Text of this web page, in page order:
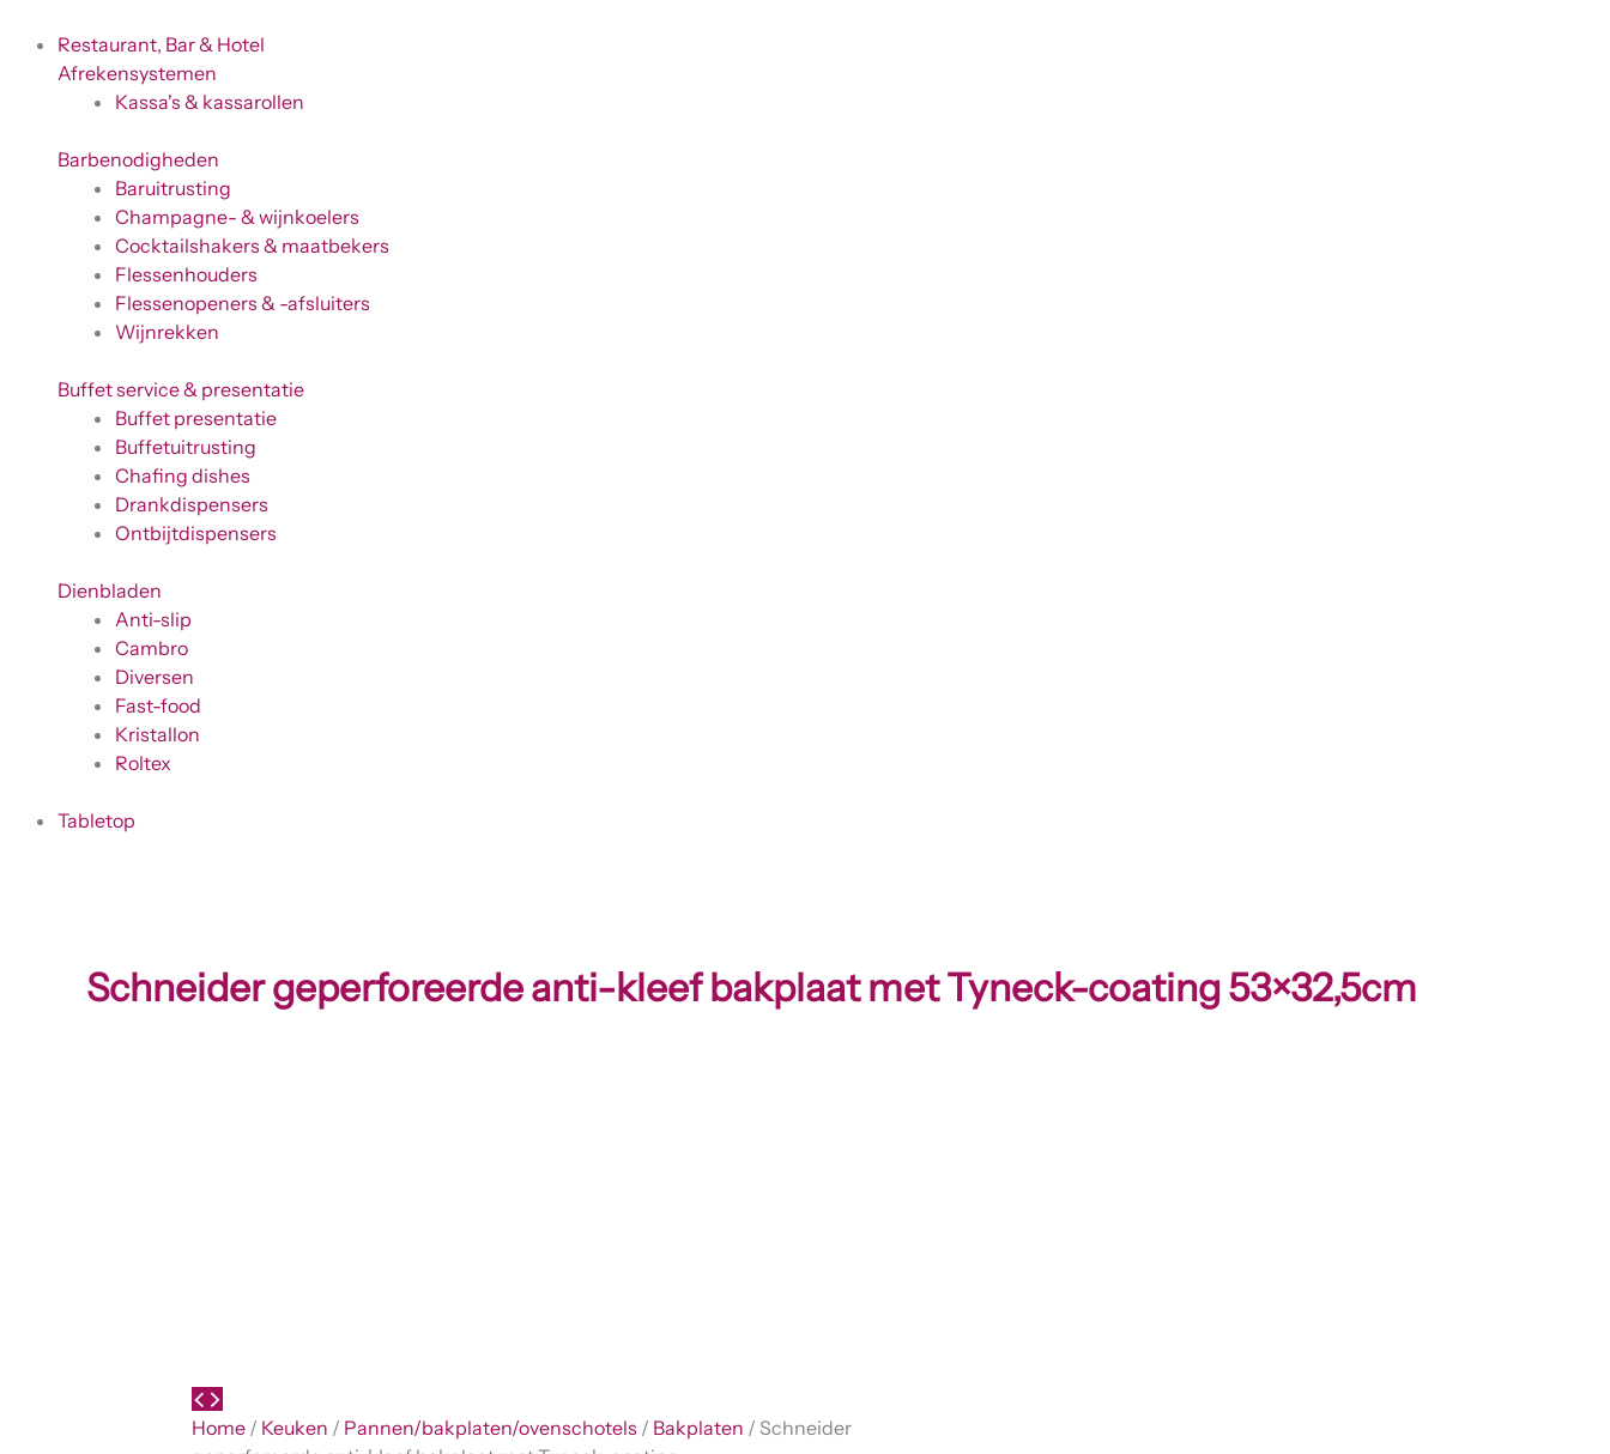
Restaurant, Bar & Hotel
Afrekensystemen
Kassa's & kassarollen
Barbenodigheden
Baruitrusting
Champagne- & wijnkoelers
Cocktailshakers & maatbekers
Flessenhouders
Flessenopeners & -afsluiters
Wijnrekken
Buffet service & presentatie
Buffet presentatie
Buffetuitrusting
Chafing dishes
Drankdispensers
Ontbijtdispensers
Dienbladen
Anti-slip
Cambro
Diversen
Fast-food
Kristallon
Roltex
Tabletop
Schneider geperforeerde anti-kleef bakplaat met Tyneck-coating 53×32,5cm
Home / Keuken / Pannen/bakplaten/ovenschotels / Bakplaten / Schneider